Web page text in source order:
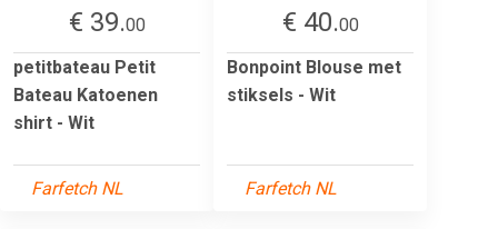
€ 39.00
petitbateau Petit
Bateau Katoenen
shirt - Wit
Farfetch NL
€ 40.00
Bonpoint Blouse met
stiksels - Wit
Farfetch NL